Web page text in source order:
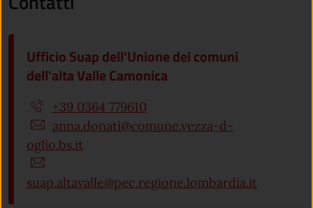
Ufficio Suap dell'Unione dei comuni
dell'alta Valle Camonica
+39 0364 779610
anna.donati@comune.vezza-d-
oglio.bs.it
suap.altavalle@pec.regione.lombardia.it